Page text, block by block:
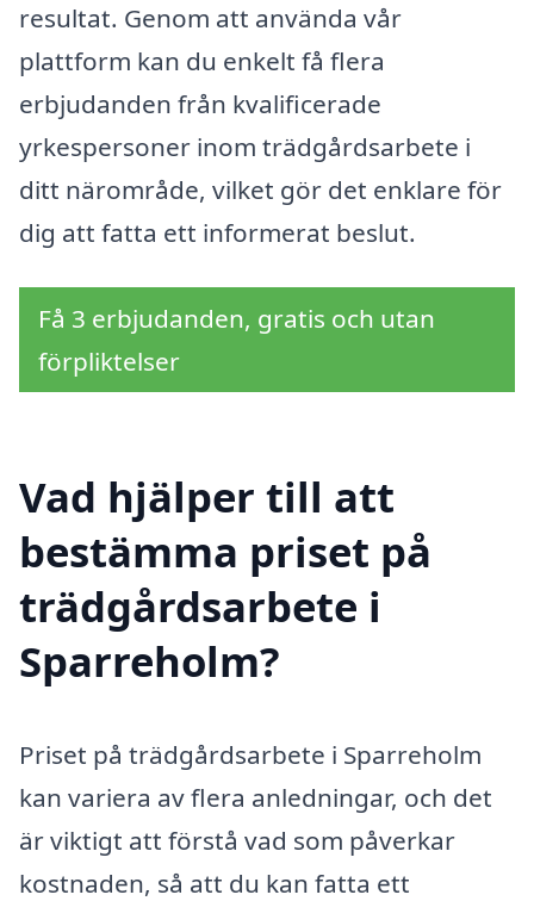
resultat. Genom att använda vår
plattform kan du enkelt få flera
erbjudanden från kvalificerade
yrkespersoner inom trädgårdsarbete i
ditt närområde, vilket gör det enklare för
dig att fatta ett informerat beslut.
Få 3 erbjudanden, gratis och utan
förpliktelser
Vad hjälper till att
bestämma priset på
trädgårdsarbete i
Sparreholm?
Priset på trädgårdsarbete i Sparreholm
kan variera av flera anledningar, och det
är viktigt att förstå vad som påverkar
kostnaden, så att du kan fatta ett